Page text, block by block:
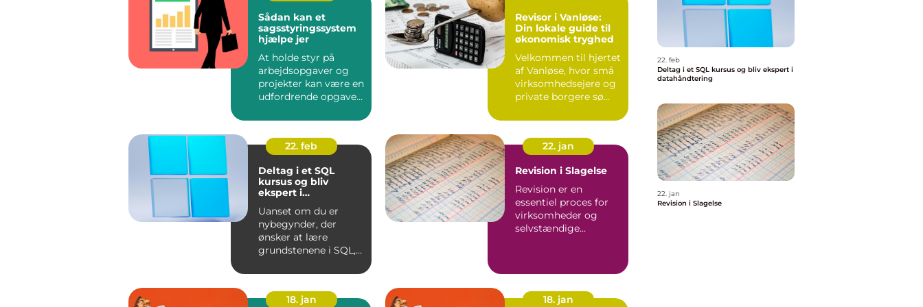
Sådan kan et
sagsstyringssystem
hjælpe jer
At holde styr på
arbejdsopgaver og
projekter kan være en
udfordrende opgave
enhve...
Revisor i Vanløse:
Din lokale guide til
økonomisk tryghed
Velkommen til hjertet
af Vanløse, hvor små
virksomhedsejere og
private borgere sø...
22. feb
Deltag i et SQL
kursus og bliv
ekspert i
Uanset om du er
nybegynder, der
ønsker at lære
grundstenene i SQL,
professionel, de...
22. jan
Revision i Slagelse
Revision er en
essentiel proces for
virksomheder og
selvstændige
18. jan
18. jan
22. feb
Deltag i et SQL kursus og bliv ekspert i
datahåndtering
22. jan
Revision i Slagelse